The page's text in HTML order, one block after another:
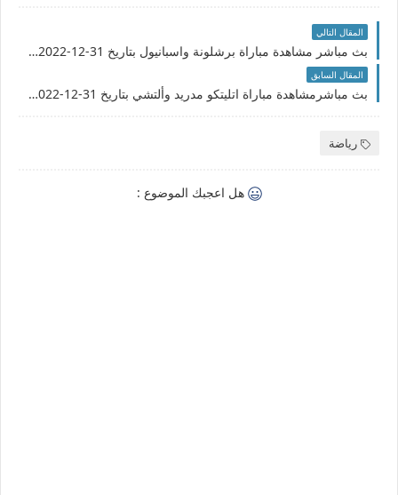
المقال التالي
بث مباشر مشاهدة مباراة برشلونة واسبانيول بتاريخ 31-12-2022 الدوري الاسباني
المقال السابق
بث مباشرمشاهدة مباراة اتليتكو مدريد وألتشي بتاريخ 31-12-2022 الدوري الاسباني
رياضة
هل اعجبك الموضوع :